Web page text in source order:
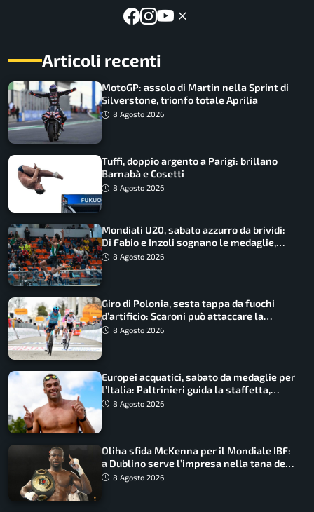
Articoli recenti
MotoGP: assolo di Martin nella Sprint di
Silverstone, trionfo totale Aprilia
8 Agosto 2026
Tuffi, doppio argento a Parigi: brillano
Barnabà e Cosetti
8 Agosto 2026
Mondiali U20, sabato azzurro da brividi:
Di Fabio e Inzoli sognano le medaglie,
Castellani e Succo in finale
8 Agosto 2026
Giro di Polonia, sesta tappa da fuochi
d’artificio: Scaroni può attaccare la
maglia di Lemmen
8 Agosto 2026
Europei acquatici, sabato da medaglie per
l’Italia: Paltrinieri guida la staffetta,
Barnabà sogna l’oro dalle grandi altezze
8 Agosto 2026
Oliha sfida McKenna per il Mondiale IBF:
a Dublino serve l’impresa nella tana del
lupo8 Agosto 2026